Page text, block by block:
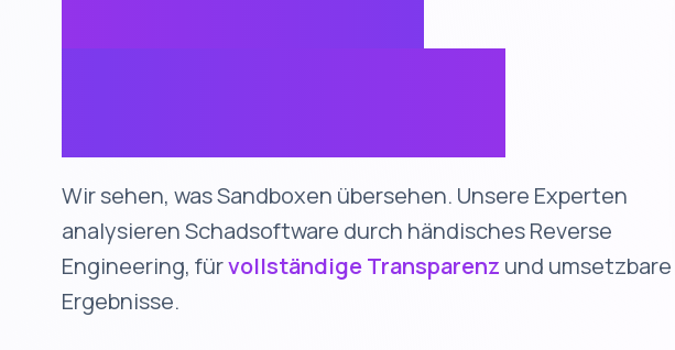
Wir sehen, was Sandboxen übersehen. Unsere Experten
analysieren Schadsoftware durch händisches Reverse
Engineering, fürvollständige Transparenz und umsetzbare
Ergebnisse.